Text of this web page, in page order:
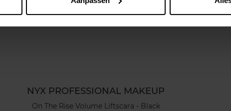
NYX PROFESSIONAL MAKEUP
On The Rise Volume Liftscara - Black